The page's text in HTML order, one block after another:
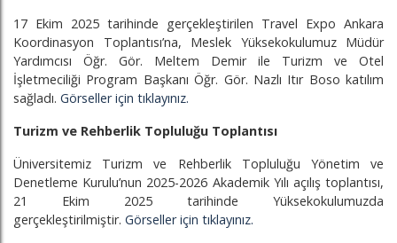
17 Ekim 2025 tarihinde gerçekleştirilen Travel Expo Ankara
Koordinasyon Toplantısı’na, Meslek Yüksekokulumuz Müdür
Yardımcısı Öğr. Gör. Meltem Demir ile Turizm ve Otel
İşletmeciliği Program Başkanı Öğr. Gör. Nazlı Itır Boso katılım
sağladı. Görseller için tıklayınız.
Turizm ve Rehberlik Topluluğu Toplantısı
Üniversitemiz Turizm ve Rehberlik Topluluğu Yönetim ve
Denetleme Kurulu’nun 2025-2026 Akademik Yılı açılış toplantısı,
21 Ekim 2025 tarihinde Yüksekokulumuzda
gerçekleştirilmiştir. Görseller için tıklayınız.